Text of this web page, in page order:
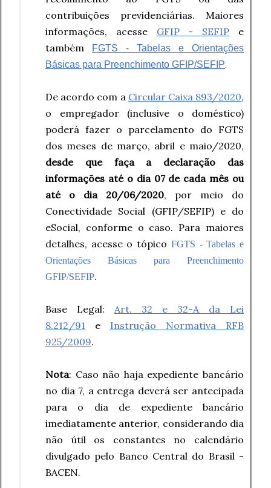
contribuições previdenciárias. Maiores
informações, acesse GFIP - SEFIP e
também
FGTS - Tabelas e Orientações
Básicas para Preenchimento GFIP/SEFIP
De acordo com a Circular Caixa 893/2020,
o empregador (inclusive o doméstico)
poderá fazer o parcelamento do FGTS
dos meses de março, abril e maio/2020,
desde que faça a declaração das
informações até o dia 07 de cada mês ou
até o dia 20/06/2020, por meio do
Conectividade Social (GFIP/SEFIP) e do
eSocial, conforme o caso. Para maiores
detalhes, acesse o tópico FGTS - Tabelas e
Orientações Básicas para Preenchimento
GFIP/SEFIP.
Base Legal: Art. 32 e 32-A da Lei
8.212/91 e Instrução Normativa RFB
925/2009.
Nota: Caso não haja expediente bancário
no dia 7, a entrega deverá ser antecipada
para o dia de expediente bancário
imediatamente anterior, considerando dia
não útil os constantes no calendário
divulgado pelo Banco Central do Brasil -
BACEN.